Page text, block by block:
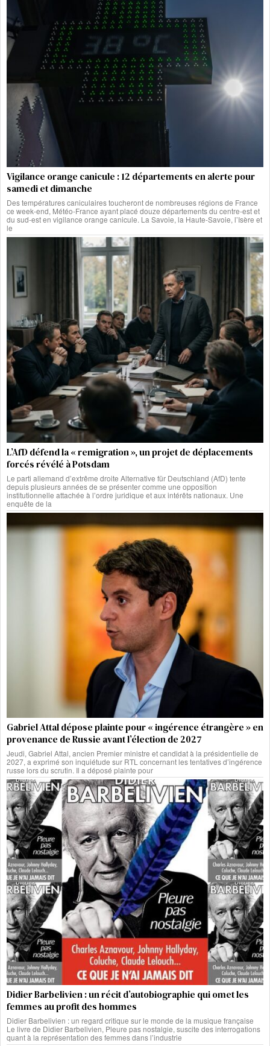
Vigilance orange canicule : 12 départements en alerte pour
samedi et dimanche
Des températures caniculaires toucheront de nombreuses régions de France
ce week-end, Météo-France ayant placé douze départements du centre-est et
du sud-est en vigilance orange canicule. La Savoie, la Haute-Savoie, l’Isère et
le
L’AfD défend la « remigration », un projet de déplacements
forcés révélé à Potsdam
Le parti allemand d’extrême droite Alternative für Deutschland (AfD) tente
depuis plusieurs années de se présenter comme une opposition
institutionnelle attachée à l’ordre juridique et aux intérêts nationaux. Une
enquête de la
Gabriel Attal dépose plainte pour « ingérence étrangère » en
provenance de Russie avant l’élection de 2027
Jeudi, Gabriel Attal, ancien Premier ministre et candidat à la présidentielle de
2027, a exprimé son inquiétude sur RTL concernant les tentatives d’ingérence
russe lors du scrutin. Il a déposé plainte pour
Didier Barbelivien : un récit d’autobiographie qui omet les
femmes au profit des hommes
Didier Barbelivien : un regard critique sur le monde de la musique française
Le livre de Didier Barbelivien, Pleure pas nostalgie, suscite des interrogations
quant à la représentation des femmes dans l’industrie